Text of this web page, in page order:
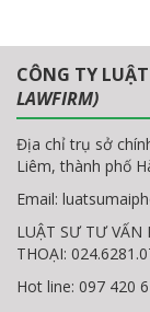
CÔNG TY
LAWFIRM)
Địa chỉ trụ sở
Liêm, thành phố
Email:
LUẬT SƯ TƯ VẤN
THOẠI:
Hot line: 097 420